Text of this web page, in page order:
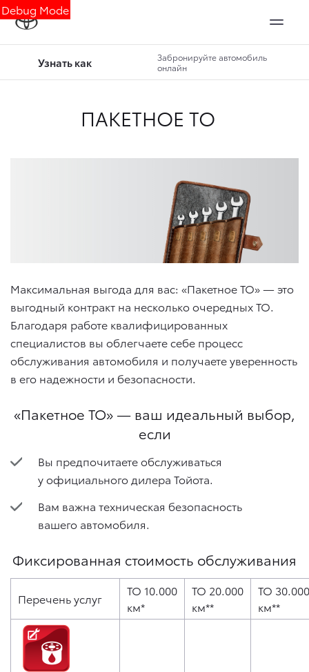
Debug Mode
Забронируйте автомобиль
онлайн
Узнать как
ПАКЕТНОЕ ТО
Максимальная выгода для вас: «Пакетное ТО» — это
выгодный контракт на несколько очередных ТО.
Благодаря работе квалифицированных
специалистов вы облегчаете себе процесс
обслуживания автомобиля и получаете уверенность
в его надежности и безопасности.
«Пакетное ТО» — ваш идеальный выбор,
если
Вы предпочитаете обслуживаться
у официального дилера Тойота.
Вам важна техническая безопасность
вашего автомобиля.
Фиксированная стоимость обслуживания
Перечень услуг
ТО 10.000
км*
ТО 20.000
км**
ТО 30.000
км**